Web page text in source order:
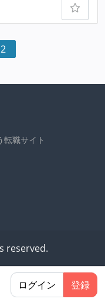
ログイン 登録
2
転職サイト
reserved.